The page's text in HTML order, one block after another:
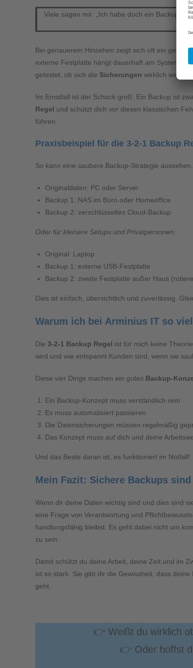
Viele sagen mir: „Ich habe doch ein Backup.“
Bei genauerem Hinsehen zeigt sich oft ein
externe Festplatte hängt dauerhaft am System
getestet, ob sich die Sicherungen wirklich
Im Ernstfall ist der Schock groß: Ein Backup ist
Regel und schützt dich vor diesen klassischen
führen.
Praxisbeispiel für die 3-2-1 Backup
So kann eine saubere Backup-Strategie aussehen.
Originaldaten: PC oder Server
Backup 1: NAS im Büro oder Homeoffice
Backup 2: verschlüsseltes Cloud-Backup
Oder für kleinere Setups und Privatpersonen:
Original: Laptop
Backup 1: externe USB-Festplatte
Backup 2: zweite Festplatte außer Haus
Dies ist einfach, übersichtlich und zuverlässig.
Warum ich bei Arminius IT so
Die 3-2-1 Backup Regel ist für mich keine
wird und wie entspannt Kunden sind, wenn sie
Diese vier Dinge machen ein gutes Backup-
Ein Backup-Konzept muss verständlich sein
Es muss automatisiert passieren
Die Datensicherungen müssen regelmäßig
Das Konzept muss auf dich und deine
Und das Beste daran ist, es funktioniert im Notfall!
Mein Fazit: Sichere Backups
Wenn dir deine Daten wichtig sind und dies sind
eine Frage von Verantwortung und
handlungsfähig bleibst. Es geht dabei nicht um
zu sein.
Damit schützt du deine Arbeit, deine Zeit und im
ist so stark. Sie gibt dir die Gewissheit, dass
geht.
👉 Weißt du wirklich
👉 Oder hoffst